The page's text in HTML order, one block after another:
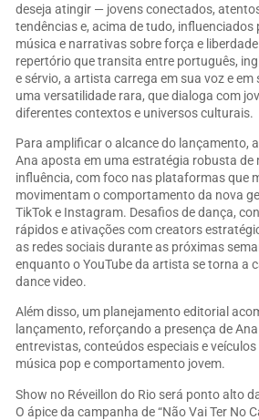
deseja atingir — jovens conectados,
tendências e, acima de tudo, influenciados
música e narrativas sobre força e
repertório que transita entre português,
e sérvio, a artista carrega em sua voz e em
uma versatilidade rara, que dialoga com
diferentes contextos e universos culturais.
Para amplificar o alcance do lançamento,
Ana aposta em uma estratégia robusta de
influência, com foco nas plataformas que
movimentam o comportamento da nova
TikTok e Instagram. Desafios de dança,
rápidos e ativações com creators
as redes sociais durante as próximas
enquanto o YouTube da artista se torna a
dance video.
Além disso, um planejamento editorial
lançamento, reforçando a presença de
entrevistas, conteúdos especiais e
música pop e comportamento jovem.
Show no Réveillon do Rio será ponto alto
O ápice da campanha de “Não Vai Ter No